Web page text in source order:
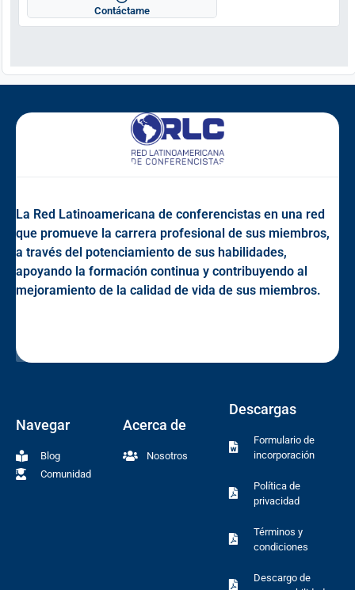
Contáctame
La Red Latinoamericana de conferencistas en una red
que promueve la carrera profesional de sus miembros,
a través del potenciamiento de sus habilidades,
apoyando la formación continua y contribuyendo al
mejoramiento de la calidad de vida de sus miembros.
Navegar
Blog
Comunidad
Acerca de
Nosotros
Descargas
Formulario de
incorporación
Política de
privacidad
Términos y
condiciones
Descargo de